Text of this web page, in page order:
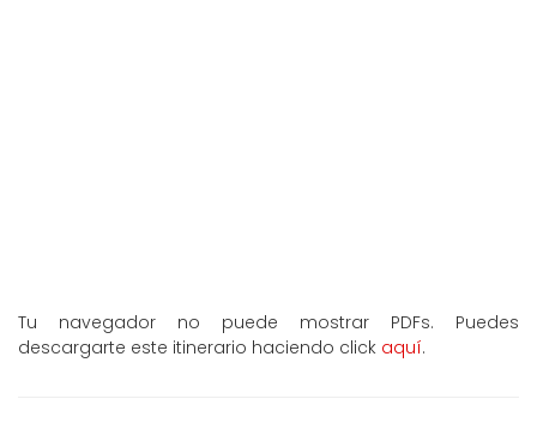
Tu navegador no puede mostrar PDFs. Puedes
descargarte este itinerario haciendo click aquí.